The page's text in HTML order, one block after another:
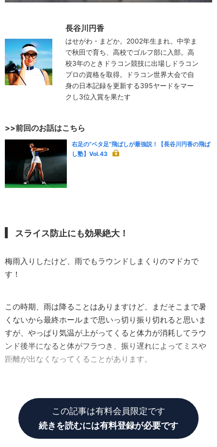
長谷川円香
はせがわ・まどか。2002年生まれ。中学ま
で秋田で育ち、高校でゴルフ部に入部。高
校3年のときドラコン競技に出場しドラコン
プロの資格を取得。ドラコン世界大会で自
身の日本記録を更新する395ヤードをマー
クし3位入賞を果たす
>>前回のお話はこちら
右足の“ベタ足”飛ばしが最強説！【長谷川円香の飛ば
し塾】Vol.43
スライス防止にも効果絶大！
梅雨入りしたけど、雨でもラウンドしまくりのマドカで
す！
この時期、雨は降ることはありますけど、まだそこまで暑
くないから最終ホールまで思いっ切り振り切れると思いま
すが、やっぱり気温が上がってくると体力が消耗してラウ
ンド後半になると体がフラつき、振り遅れによってミスや
距離が出なくなってくることがあります。
この記事は有料会員限定です
続きを読むには有料登録が必要です